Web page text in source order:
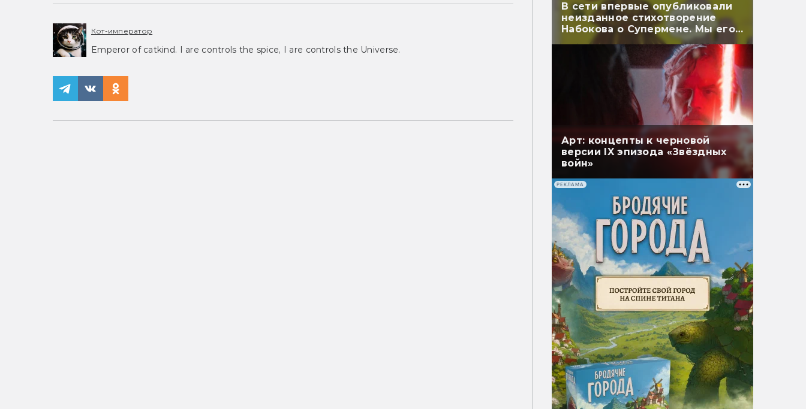
Кот-император
Emperor of catkind. I are controls the spice, I are controls the Universe.
В сети впервые опубликовали
неизданное стихотворение
Набокова о Супермене. Мы его
перевели
Арт: концепты к черновой
версии IX эпизода «Звёздных
войн»
РЕКЛАМА